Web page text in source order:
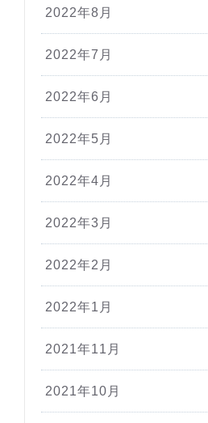
2022年8月
2022年7月
2022年6月
2022年5月
2022年4月
2022年3月
2022年2月
2022年1月
2021年11月
2021年10月